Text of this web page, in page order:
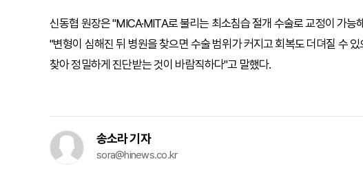
신동협 원장은 "MICA·MITA로 불리는 최소침습 절개 수술로 교정이 가
"변형이 심해진 뒤 병원을 찾으면 수술 범위가 커지고 회복도 더뎌질 수
찾아 정밀하게 진단받는 것이 바람직하다"고 말했다.
송소라 기자
sora@hinews.co.kr